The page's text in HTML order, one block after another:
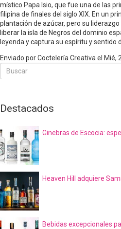
místico Papa Isio, que fue una de las
filipina de finales del siglo XIX. En un
plantación de azúcar, pero su
liberar la isla de Negros del dominio
leyenda y captura su espíritu y sentido
Enviado porCoctelería Creativael Mié,
Buscar
Buscar
Destacados
Ginebras de Escocia:
Heaven Hill adquiere
Bebidas excepcionales